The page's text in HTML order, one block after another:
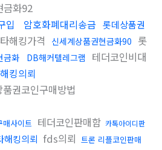
금화92
입
암호화폐대리송금 롯데상품권
해킹가격 신세계상품권현금화90 롯
금화 DB해커텔레그램 테더코인비대
킹의뢰
권코인구매방법
매사이트 테더코인판매함 카톡아이디판
해킹의뢰 fds의뢰 트론 리플코인판매